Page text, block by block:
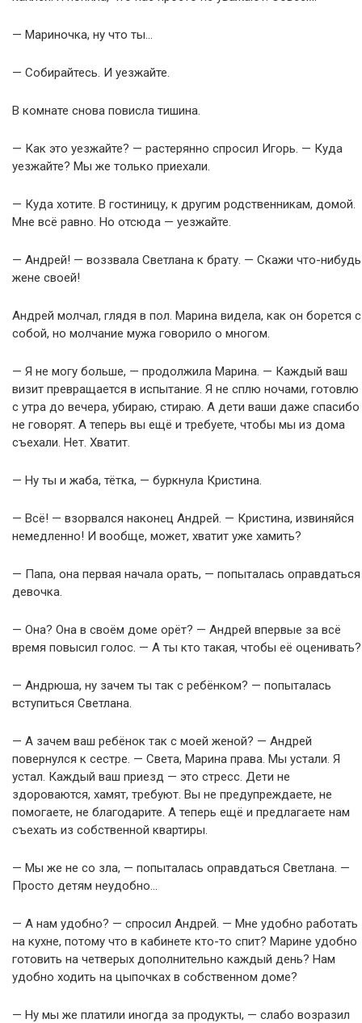
— Мариночка, ну что ты…
— Собирайтесь. И уезжайте.
В комнате снова повисла тишина.
— Как это уезжайте? — растерянно спросил Игорь. — Куда
уезжайте? Мы же только приехали.
— Куда хотите. В гостиницу, к другим родственникам, домой.
Мне всё равно. Но отсюда — уезжайте.
— Андрей! — воззвала Светлана к брату. — Скажи что-нибудь
жене своей!
Андрей молчал, глядя в пол. Марина видела, как он борется с
собой, но молчание мужа говорило о многом.
— Я не могу больше, — продолжила Марина. — Каждый ваш
визит превращается в испытание. Я не сплю ночами, готовлю
с утра до вечера, убираю, стираю. А дети ваши даже спасибо
не говорят. А теперь вы ещё и требуете, чтобы мы из дома
съехали. Нет. Хватит.
— Ну ты и жаба, тётка, — буркнула Кристина.
— Всё! — взорвался наконец Андрей. — Кристина, извиняйся
немедленно! И вообще, может, хватит уже хамить?
— Папа, она первая начала орать, — попыталась оправдаться
девочка.
— Она? Она в своём доме орёт? — Андрей впервые за всё
время повысил голос. — А ты кто такая, чтобы её оценивать?
— Андрюша, ну зачем ты так с ребёнком? — попыталась
вступиться Светлана.
— А зачем ваш ребёнок так с моей женой? — Андрей
повернулся к сестре. — Света, Марина права. Мы устали. Я
устал. Каждый ваш приезд — это стресс. Дети не
здороваются, хамят, требуют. Вы не предупреждаете, не
помогаете, не благодарите. А теперь ещё и предлагаете нам
съехать из собственной квартиры.
— Мы же не со зла, — попыталась оправдаться Светлана. —
Просто детям неудобно…
— А нам удобно? — спросил Андрей. — Мне удобно работать
на кухне, потому что в кабинете кто-то спит? Марине удобно
готовить на четверых дополнительно каждый день? Нам
удобно ходить на цыпочках в собственном доме?
— Ну мы же платили иногда за продукты, — слабо возразил